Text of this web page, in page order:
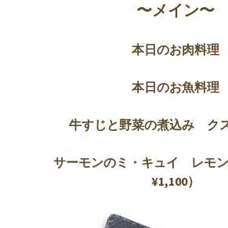
〜メイン〜
本日のお肉料理
本日のお魚料理
牛すじと野菜の煮込み ク
サーモンのミ・キュイ レモ
¥1,100）